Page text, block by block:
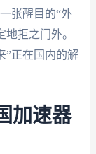
张醒目的“外
拒之门外。
”正在国内的解
加速器